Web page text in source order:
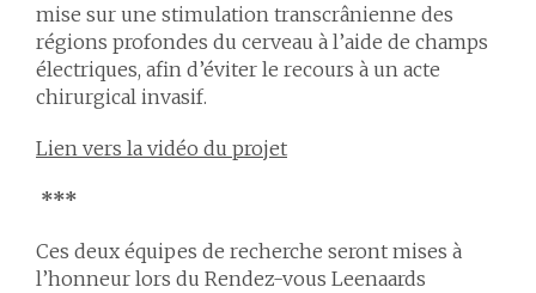
mise sur une stimulation transcrânienne des
régions profondes du cerveau à l’aide de champs
électriques, afin d’éviter le recours à un acte
chirurgical invasif.
Lien vers la vidéo du projet
***
Ces deux équipes de recherche seront mises à
l’honneur lors du Rendez-vous Leenaards